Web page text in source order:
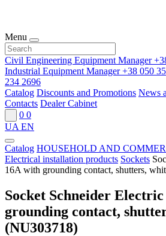
Menu
Civil Engineering Equipment Manager
Industrial Equipment Manager+38 050
234 2696
Catalog Discounts and Promotions News
Contacts Dealer Cabinet
0 0
UA EN
Catalog HOUSEHOLD AND
Electrical installation products Sockets
16A with grounding contact, shutters,
Socket Schneider
grounding contact,
(NU303718)